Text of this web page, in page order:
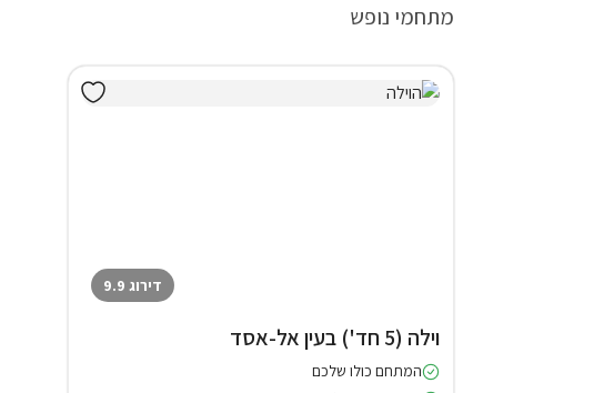
מתחמי נופש
דירוג 9.9
וילה (5 חד') בעין אל-אסד
המתחם כולו שלכם